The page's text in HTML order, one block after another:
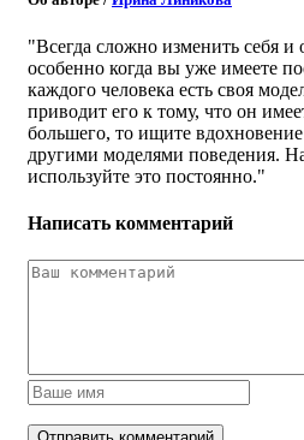
"Всегда сложно изменить себя и
особенно когда вы уже имеете
каждого человека есть своя
приводит его к тому, что он
большего, то ищите
другими моделями поведения.
используйте это постоянно."
Написать комментарий